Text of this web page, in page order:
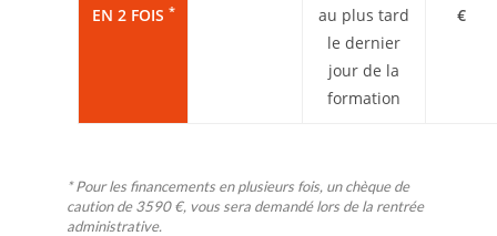
EN 2 FOIS *
au plus tard
le dernier
jour de la
formation
€
* Pour les financements en plusieurs fois, un chèque de
caution de 3590 €, vous sera demandé lors de la rentrée
administrative.